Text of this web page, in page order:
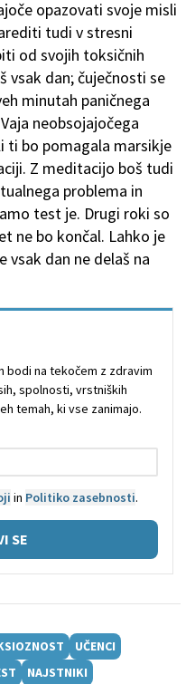
opazovati svoje misli
tudi v stresni
od svojih toksičnih
vsak dan; čuječnosti se
minutah paničnega
neobsojajočega
ti bo pomagala marsikje
Z meditacijo boš tudi
problema in
test je. Drugi roki so
ne bo končal. Lahko je
vsak dan ne delaš na
bodi na tekočem z zdravim
spolnosti, vrstniških
temah, ki vse zanimajo.
in Politiko zasebnosti.
SE
UČENCI
NAJSTNIKI